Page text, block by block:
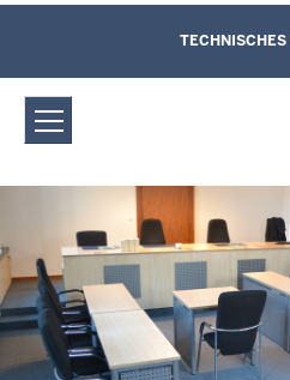
Amtsgericht
Direkt zum Inhalt
Leichte Sprache,
und Kontaktformular
TECHNISCHES